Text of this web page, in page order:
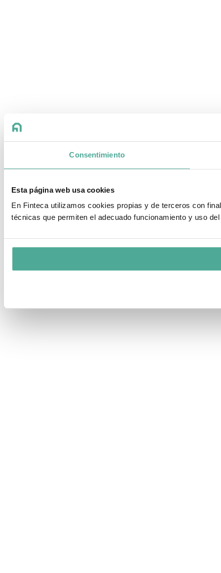
Consentimiento
Esta página web usa cookies
En Finteca utilizamos cookies propias y de terceros con
técnicas que permiten el adecuado funcionamiento y uso